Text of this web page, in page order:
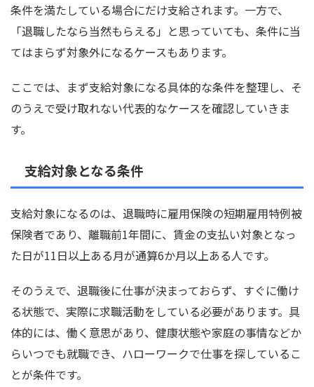
条件を満たしている場合にだけ支給されます。一方で、
「退職したなら当然もらえる」と思っていても、条件に当
てはまらず対象外になるケースもあります。
ここでは、まず支給対象になる具体的な条件を整理し、そ
のうえで受け取れない代表的なケースを確認していきま
す。
支給対象となる条件
支給対象になるのは、退職時に雇用保険の短期雇用特例被
保険者であり、離職前1年間に、賃金の支払い対象となっ
た日が11日以上ある月が通算6か月以上ある人です。
そのうえで、退職後に仕事が決まっておらず、すぐに働け
る状態で、実際に求職活動をしている必要があります。具
体的には、働く意思があり、健康状態や家庭の事情などか
らいつでも就職でき、ハローワークで仕事を探しているこ
とが条件です。